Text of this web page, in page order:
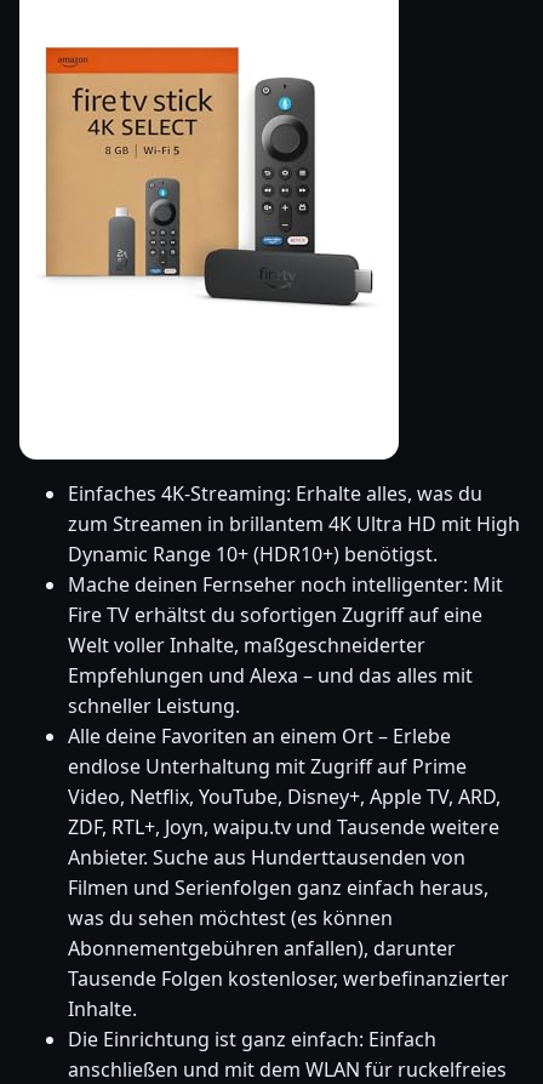
Einfaches 4K-Streaming: Erhalte alles, was du
zum Streamen in brillantem 4K Ultra HD mit High
Dynamic Range 10+ (HDR10+) benötigst.
Mache deinen Fernseher noch intelligenter: Mit
Fire TV erhältst du sofortigen Zugriff auf eine
Welt voller Inhalte, maßgeschneiderter
Empfehlungen und Alexa – und das alles mit
schneller Leistung.
Alle deine Favoriten an einem Ort – Erlebe
endlose Unterhaltung mit Zugriff auf Prime
Video, Netflix, YouTube, Disney+, Apple TV, ARD,
ZDF, RTL+, Joyn, waipu.tv und Tausende weitere
Anbieter. Suche aus Hunderttausenden von
Filmen und Serienfolgen ganz einfach heraus,
was du sehen möchtest (es können
Abonnementgebühren anfallen), darunter
Tausende Folgen kostenloser, werbefinanzierter
Inhalte.
Die Einrichtung ist ganz einfach: Einfach
anschließen und mit dem WLAN für ruckelfreies